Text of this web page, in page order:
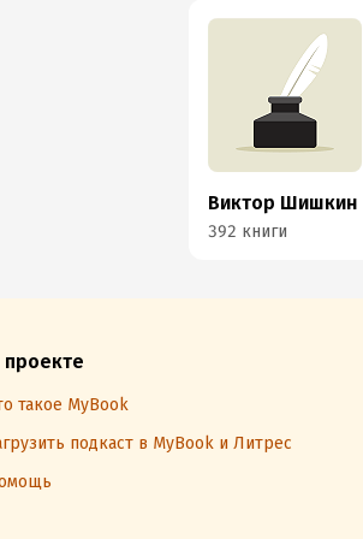
Виктор Шишкин
392 книги
такое MyBook
подкаст в MyBook и Литрес